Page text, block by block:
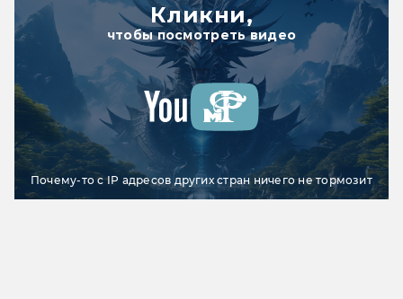
Кликни,
чтобы посмотреть видео
Почему-то с IP адресов других стран ничего не тормозит